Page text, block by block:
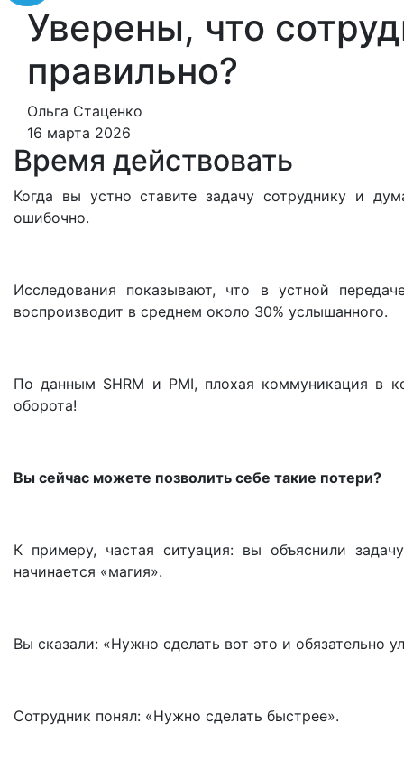
Уверены, что
правильно?
Ольга Стаценко
16 марта 2026
Время действовать
Когда вы устно ставите задачу сотруднику и
ошибочно.
Исследования показывают, что в устной
воспроизводит в среднем около 30% услышанного.
По данным SHRM и PMI, плохая коммуникация в
оборота!
Вы сейчас можете позволить себе такие потери?
К примеру, частая ситуация: вы объяснили
начинается «магия».
Вы сказали: «Нужно сделать вот это и обязательно
Сотрудник понял: «Нужно сделать быстрее».